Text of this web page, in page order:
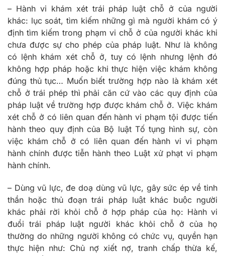
– Hành vi khám xét trái pháp luật chỗ ở của người
khác: lục soát, tìm kiếm những gì mà người khám có ý
định tìm kiếm trong phạm vi chỗ ở của người khác khi
chưa được sự cho phép của pháp luật. Như là không
có lệnh khám xét chỗ ở, tuy có lệnh nhưng lệnh đó
không hợp pháp hoặc khi thực hiện việc khám không
đúng thủ tục… Muốn biết trường hợp nào là khám xét
chỗ ở trái phép thì phải căn cứ vào các quy định của
pháp luật về trường hợp được khám chỗ ở. Việc khám
xét chỗ ở có liên quan đến hành vi phạm tội được tiến
hành theo quy định của Bộ luật Tố tụng hình sự, còn
việc khám chỗ ở có liên quan đến hành vi vi phạm
hành chính được tiễn hành theo Luật xử phạt vi phạm
hành chính.
– Dùng vũ lực, đe doạ dùng vũ lực, gây sức ép về tinh
thần hoặc thủ đoạn trái pháp luật khác buộc người
khác phải rời khỏi chỗ ở hợp pháp của họ: Hành vi
đuổi trái pháp luật người khác khỏi chỗ ở của họ
thường do những người không có chức vụ, quyền hạn
thực hiện như: Chủ nợ xiết nợ, tranh chấp thừa kế,